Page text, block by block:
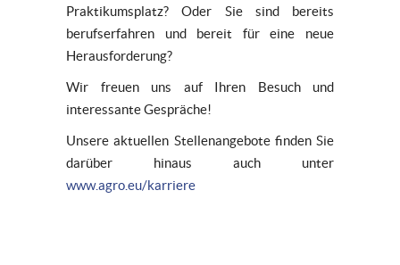
Praktikumsplatz? Oder Sie sind bereits
berufserfahren und bereit für eine neue
Herausforderung?
Wir freuen uns auf Ihren Besuch und
interessante Gespräche!
Unsere aktuellen Stellenangebote finden Sie
darüber hinaus auch unter
www.agro.eu/karriere